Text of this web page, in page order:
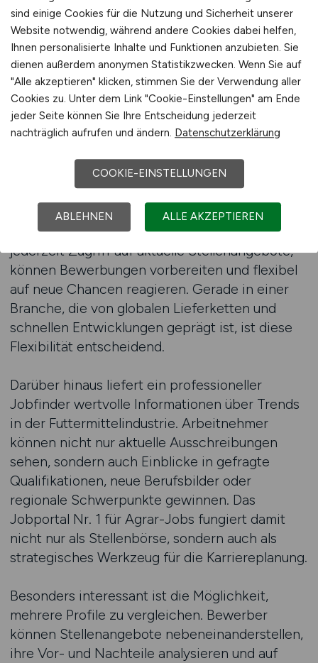
Ein wesentlicher Vorteil besteht darin, dass
Bewerber ihre Unterlagen direkt über das
System hochladen und an Arbeitgeber
versenden können. Dadurch verkürzt sich der
Bewerbungsprozess, und die Chancen auf eine
schnelle Rückmeldung steigen. Arbeitgeber
profitieren ebenfalls, da sie leichter geeignete
Fachkräfte identifizieren können.
Die mobile Nutzung des Jobfinders ist ein
weiterer Pluspunkt. Arbeitnehmer haben
jederzeit Zugriff auf aktuelle Stellenangebote,
können Bewerbungen vorbereiten und flexibel
auf neue Chancen reagieren. Gerade in einer
Branche, die von globalen Lieferketten und
schnellen Entwicklungen geprägt ist, ist diese
Flexibilität entscheidend.
Darüber hinaus liefert ein professioneller
Jobfinder wertvolle Informationen über Trends
in der Futtermittelindustrie. Arbeitnehmer
können nicht nur aktuelle Ausschreibungen
sehen, sondern auch Einblicke in gefragte
Qualifikationen, neue Berufsbilder oder
regionale Schwerpunkte gewinnen. Das
Jobportal Nr. 1 für Agrar-Jobs fungiert damit
nicht nur als Stellenbörse, sondern auch als
strategisches Werkzeug für die Karriereplanung.
Besonders interessant ist die Möglichkeit,
mehrere Profile zu vergleichen. Bewerber
können Stellenangebote nebeneinanderstellen,
ihre Vor- und Nachteile analysieren und auf
sind einige Cookies für die Nutzung und Sicherheit unserer
Website notwendig, während andere Cookies dabei helfen,
Ihnen personalisierte Inhalte und Funktionen anzubieten. Sie
dienen außerdem anonymen Statistikzwecken. Wenn Sie auf
"Alle akzeptieren" klicken, stimmen Sie der Verwendung aller
Cookies zu. Unter dem Link "Cookie-Einstellungen" am Ende
jeder Seite können Sie Ihre Entscheidung jederzeit
nachträglich aufrufen und ändern. Datenschutzerklärung
COOKIE-EINSTELLUNGEN
ABLEHNEN ALLE AKZEPTIEREN